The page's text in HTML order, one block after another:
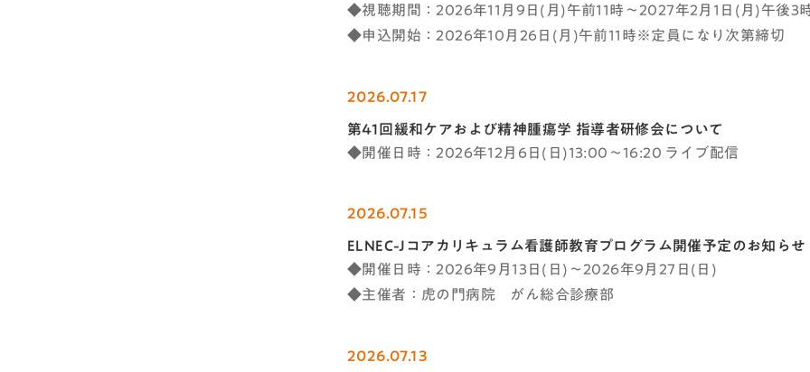
◆視聴期間：2026年11月9日(月)午前11時～2027年2月1日(月)午後3
◆申込開始：2026年10月26日(月)午前11時※定員になり次第締切
2026.07.17
第41回緩和ケアおよび精神腫瘍学 指導者研修会について
◆開催日時：2026年12月6日(日)13:00～16:20 ライブ配信
2026.07.15
ELNEC-Jコアカリキュラム看護師教育プログラム開催予定のお知らせ
◆開催日時：2026年9月13日(日)～2026年9月27日(日)
◆主催者：虎の門病院 がん総合診療部
2026.07.13